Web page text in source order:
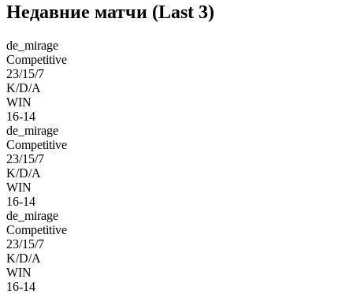
Недавние матчи (Last 3)
de_mirage
Competitive
23/15/7
K/D/A
WIN
16-14
de_mirage
Competitive
23/15/7
K/D/A
WIN
16-14
de_mirage
Competitive
23/15/7
K/D/A
WIN
16-14